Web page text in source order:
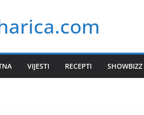
VIJESTI RECEPTI SHOWBIZZ